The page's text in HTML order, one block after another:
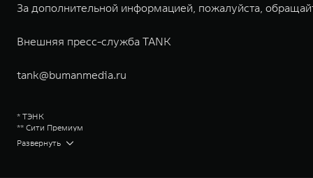
За дополнительной информацией, пожалуйста,
Внешняя пресс-служба TANK
tank@bumanmedia.ru
* ТЭНК
** Сити Премиум
Great Wall Motor Company Limited (GWM) — глобальный производитель
зарегистрирована на Гонконгской и Шанхайской фондовых биржах в
Развернуть